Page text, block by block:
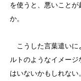
を使うと、悪いこと
か。
こうした言葉遣いに
ルトのようなイメー
はいないかもしれない。